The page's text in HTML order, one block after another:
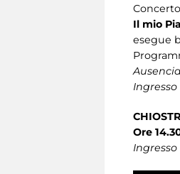
Concerto
Il mio
esegue
Ore